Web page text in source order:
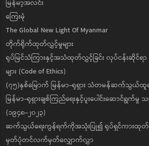
မြန်မာ့အလင်း
ကြေးမုံ
The Global New Light Of Myanmar
တိုက်ရိုက်ထုတ်လွှင့်မှုများ
ရုပ်မြင်သံကြားနှင့်အသံထုတ်လွှင့်ခြင်း လုပ်ငန်းဆိုင်
များ (Code of Ethics)
(၇၅)နှစ်မြောက် မြန်မာ-ရုရှား သံတမန်ဆက်သွယ်
မြန်မာ-ရုရှားချစ်ကြည်ရေးနှင့်ပူးပေါင်းဆောင်ရွက်
(၁၉၄၈-၂၀၂၃)
ဆက်သွယ်ရေးကွန်ရက်ကိုအသုံးပြု၍ ရုပ်ရှင်ကားထုတ်လွှ
မှတ်ပုံတင်လက်မှတ်လျှောက်လွှာ